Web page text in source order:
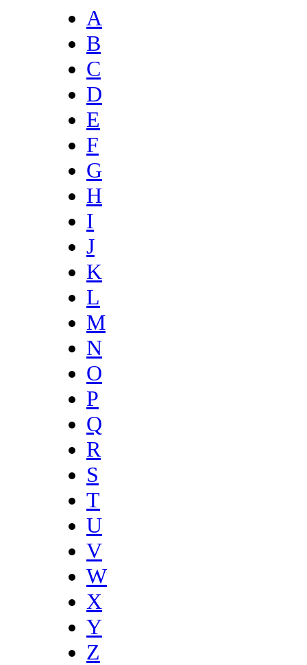
A
B
C
D
E
F
G
H
I
J
K
L
M
N
O
P
Q
R
S
T
U
V
W
X
Y
Z